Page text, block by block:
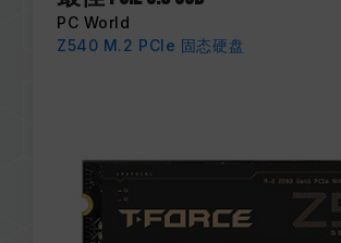
PC World
Z540 M.2 PCIe 固态硬盘